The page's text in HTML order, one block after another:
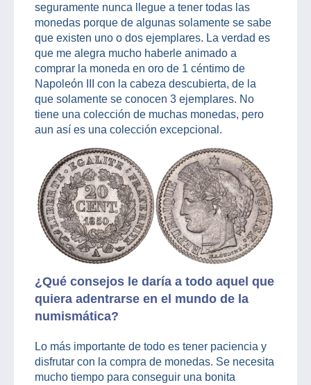
seguramente nunca llegue a tener todas las
monedas porque de algunas solamente se sabe
que existen uno o dos ejemplares. La verdad es
que me alegra mucho haberle animado a
comprar la moneda en oro de 1 céntimo de
Napoleón III con la cabeza descubierta, de la
que solamente se conocen 3 ejemplares. No
tiene una colección de muchas monedas, pero
aun así es una colección excepcional.
¿Qué consejos le daría a todo aquel que
quiera adentrarse en el mundo de la
numismática?
Lo más importante de todo es tener paciencia y
disfrutar con la compra de monedas. Se necesita
mucho tiempo para conseguir una bonita